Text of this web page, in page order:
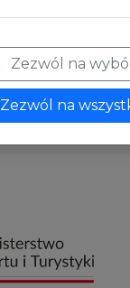
Zezwól na
Zezwól na